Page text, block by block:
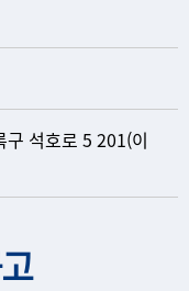
구 석호로 5 201(이